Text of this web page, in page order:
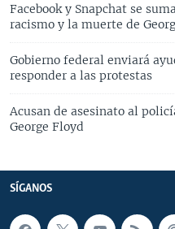
Facebook y Snapchat se
racismo y la muerte de
Gobierno federal enviará
responder a las protestas
Acusan de asesinato al
George Floyd
SÍGANOS